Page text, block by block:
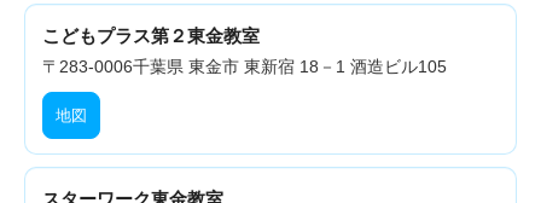
こどもプラス第２東金教室
〒283-0006千葉県 東金市 東新宿 18－1 酒造ビル105
地図
スターワーク東金教室